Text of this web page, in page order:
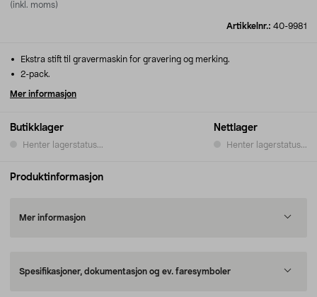
(inkl. moms)
Artikkelnr.: 40-9981
Butikklager
Henter lagerstatus...
Nettlager
Henter lagerstatus...
Ekstra stift til gravermaskin for gravering og merking.
2-pack.
Mer informasjon
Produktinformasjon
Mer informasjon
Spesifikasjoner, dokumentasjon og ev. faresymboler